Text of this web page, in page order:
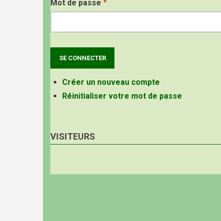
Mot de passe
Créer un nouveau compte
Réinitialiser votre mot de passe
VISITEURS